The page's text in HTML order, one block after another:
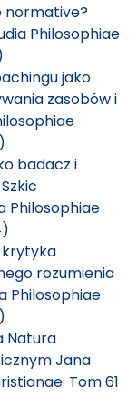
normative?
Philosophiae
jako
zasobów i
badacz i
Philosophiae
rozumienia
Philosophiae
Natura
Jana
Tom 61